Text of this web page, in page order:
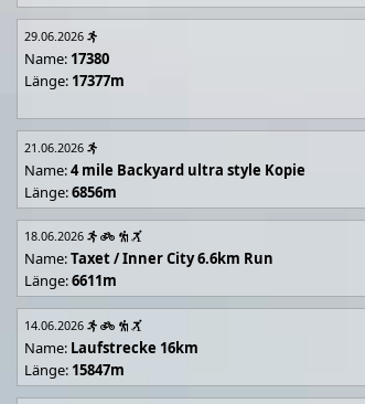
29.06.2026
Name: 17380
Länge: 17377m
21.06.2026
Name:4 mile Backyard ultra style Kopie
Länge:6856m
18.06.2026
Name:Taxet / Inner City 6.6km Run
Länge:6611m
14.06.2026
Name: Laufstrecke 16km
Länge: 15847m